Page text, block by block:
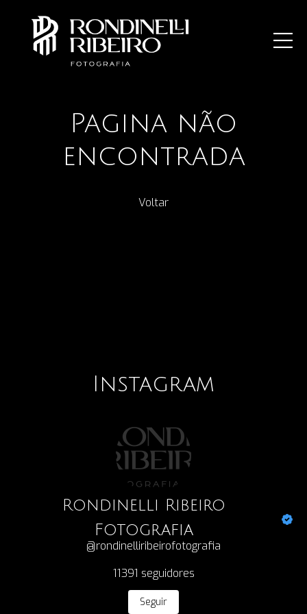
Pagina não
encontrada
Voltar
Instagram
Rondinelli Ribeiro
Fotografia
@rondinelliribeirofotografia
11391 seguidores
Seguir